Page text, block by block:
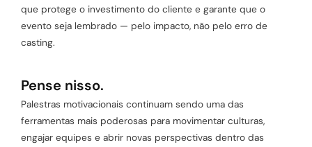
que protege o investimento do cliente e garante que o
evento seja lembrado — pelo impacto, não pelo erro de
casting.
Pense nisso.
Palestras motivacionais continuam sendo uma das
ferramentas mais poderosas para movimentar culturas,
engajar equipes e abrir novas perspectivas dentro das